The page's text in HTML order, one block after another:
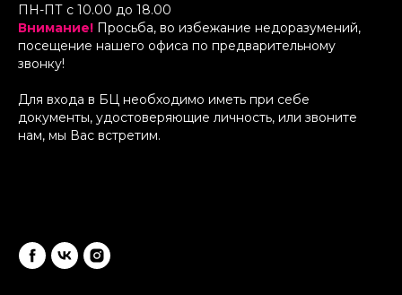
ПН-ПТ с 10.00 до 18.00
Внимание! Просьба, во избежание недоразумений,
посещение нашего офиса по предварительному
звонку!
Для входа в БЦ необходимо иметь при себе
документы, удостоверяющие личность, или звоните
нам, мы Вас встретим.